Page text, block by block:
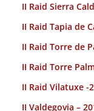
II Raid Sierra
II Raid Tapia de
II Raid Torre de
II Raid Torre
II Raid Vilatuxe -
II Valdegovia –